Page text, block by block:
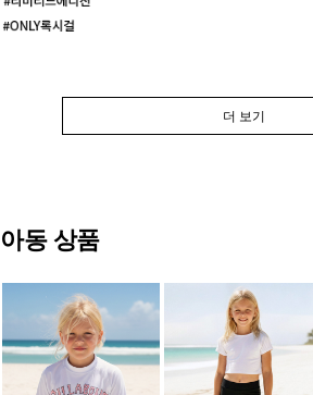
더 보기
아동 상품